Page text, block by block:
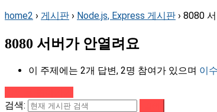
home2 › 게시판 › Node.js, Express 게시판 › 8080
8080 서버가 안열려요
이 주제에는 2개 답변, 2명 참여가 있으며 이
검색: